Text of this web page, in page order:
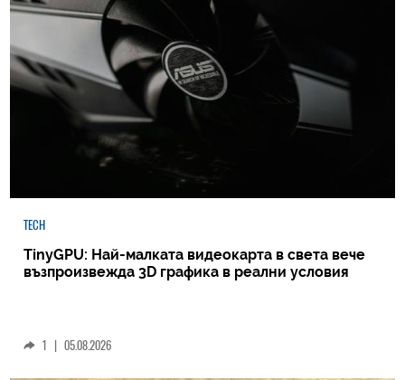
TECH
TinyGPU: Най-малката видеокарта в света вече
възпроизвежда 3D графика в реални условия
1 | 05.08.2026